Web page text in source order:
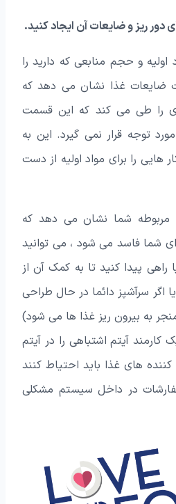
و حجم منابعی که دارید را
ضایعات غذا نشان می دهد که
را طی می کند که این قسمت
توجه قرار نمی گیرد. این به
هایی را برای مواد اولیه از دست
مربوطه شما نشان می دهد که
شما فاسد می شود ، می توانید
راهی پیدا کنید تا به کمک آن از
اگر سرآشپز دائما در حال طراحی
به بیرون ریز غذا ها می شود)
آیتم اشتباهی را در آیتم
های غذا باید احتیاط کنند
در داخل سیستم مشکلی